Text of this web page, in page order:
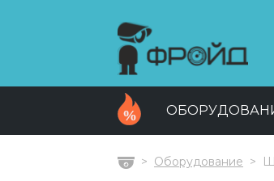
ГлавнаяОборудование